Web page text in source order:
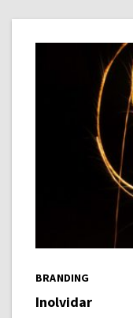
BRANDING
Inolvidar